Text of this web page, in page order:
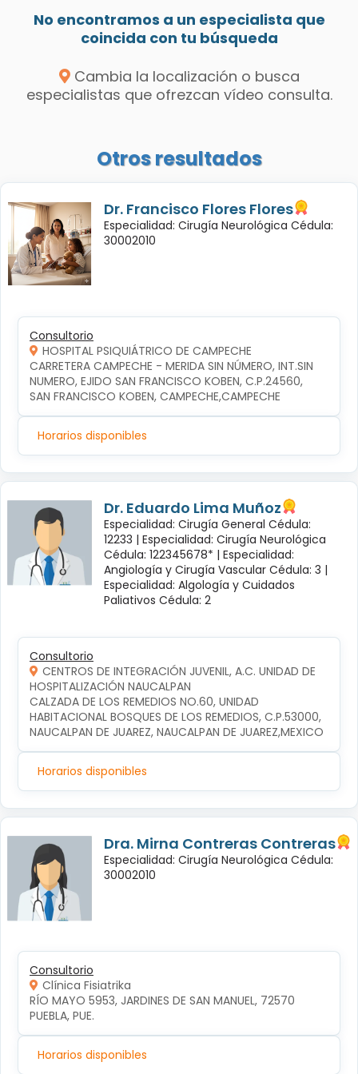
No encontramos a un especialista que
coincida con tu búsqueda
Cambia la localización o busca
especialistas que ofrezcan vídeo consulta.
Otros resultados
Dr. Francisco Flores Flores
Especialidad: Cirugía Neurológica Cédula:
30002010
Consultorio
HOSPITAL PSIQUIÁTRICO DE CAMPECHE
CARRETERA CAMPECHE - MERIDA SIN NÚMERO, INT.SIN
NUMERO, EJIDO SAN FRANCISCO KOBEN, C.P.24560,
SAN FRANCISCO KOBEN, CAMPECHE,CAMPECHE
Horarios disponibles
Dr. Eduardo Lima Muñoz
Especialidad: Cirugía General Cédula:
12233 | Especialidad: Cirugía Neurológica
Cédula: 122345678* | Especialidad:
Angiología y Cirugía Vascular Cédula: 3 |
Especialidad: Algología y Cuidados
Paliativos Cédula: 2
Consultorio
CENTROS DE INTEGRACIÓN JUVENIL, A.C. UNIDAD DE
HOSPITALIZACIÓN NAUCALPAN
CALZADA DE LOS REMEDIOS NO.60, UNIDAD
HABITACIONAL BOSQUES DE LOS REMEDIOS, C.P.53000,
NAUCALPAN DE JUAREZ, NAUCALPAN DE JUAREZ,MEXICO
Horarios disponibles
Dra. Mirna Contreras Contreras
Especialidad: Cirugía Neurológica Cédula:
30002010
Consultorio
Clínica Fisiatrika
RÍO MAYO 5953, JARDINES DE SAN MANUEL, 72570
PUEBLA, PUE.
Horarios disponibles